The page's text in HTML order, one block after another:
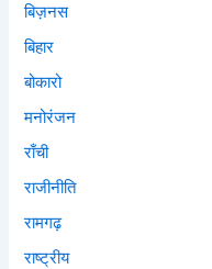
बिज़नस
बिहार
बोकारो
मनोरंजन
राँची
राजीनीति
रामगढ़
राष्ट्रीय